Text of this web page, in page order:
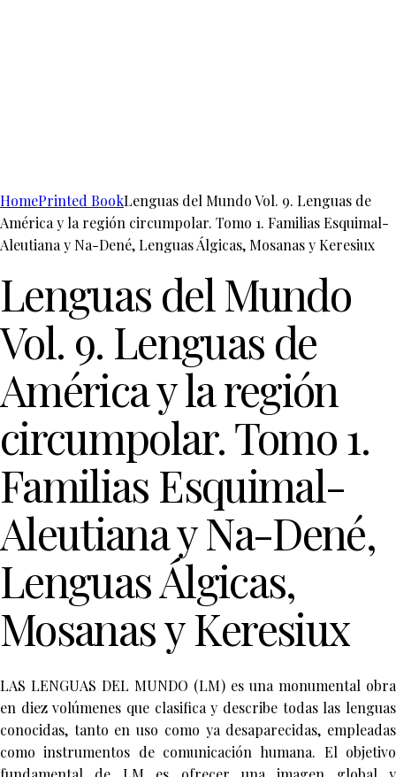
HomePrinted BookLenguas del Mundo Vol. 9. Lenguas de
América y la región circumpolar. Tomo 1. Familias Esquimal-
Aleutiana y Na-Dené, Lenguas Álgicas, Mosanas y Keresiux
Lenguas del Mundo
Vol. 9. Lenguas de
América y la región
circumpolar. Tomo 1.
Familias Esquimal-
Aleutiana y Na-Dené,
Lenguas Álgicas,
Mosanas y Keresiux
LAS LENGUAS DEL MUNDO (LM) es una monumental obra
en diez volúmenes que clasifica y describe todas las lenguas
conocidas, tanto en uso como ya desaparecidas, empleadas
como instrumentos de comunicación humana. El objetivo